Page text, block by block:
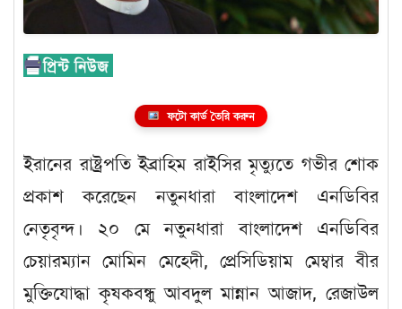
ফটো কার্ড তৈরি করুন
ইরানের রাষ্ট্রপতি ইব্রাহিম রাইসির মৃত্যুতে গভীর শোক
প্রকাশ করেছেন নতুনধারা বাংলাদেশ এনডিবির
নেতৃবৃন্দ। ২০ মে নতুনধারা বাংলাদেশ এনডিবির
চেয়ারম্যান মোমিন মেহেদী, প্রেসিডিয়াম মেম্বার বীর
মুক্তিযোদ্ধা কৃষকবন্ধু আবদুল মান্নান আজাদ, রেজাউল